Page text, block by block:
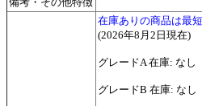
在庫ありの商品は最
(2026年8月2日現在)
グレードA 在庫: なし
グレードB 在庫: なし